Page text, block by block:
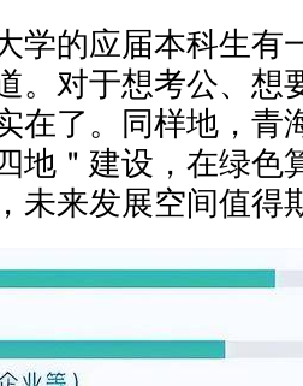
学的应届本科生有
。对于想考公、想
在了。同样地，青
地＂建设，在绿色
未来发展空间值得